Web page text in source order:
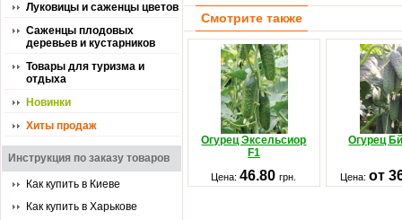
Луковицы и саженцы цветов
Саженцы плодовых
деревьев и кустарников
Товары для туризма и
отдыха
Новинки
Хиты продаж
Инструкция по заказу товаров
Как купить в Киеве
Как купить в Харькове
Смотрите также
Огурец Эксельсиор
F1
Огурец
Цена:46.80грн. Цена:от